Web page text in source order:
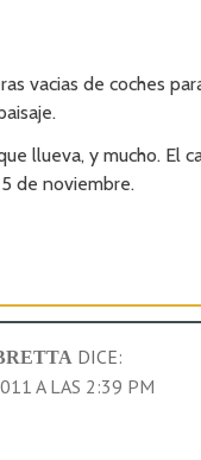
vacias de coches
llueva, y mucho. El
de noviembre.
DICE:
A LAS 2:39 PM